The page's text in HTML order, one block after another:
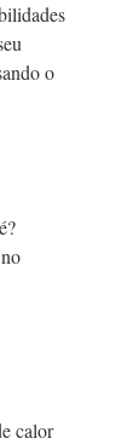
o
no
calor